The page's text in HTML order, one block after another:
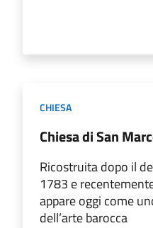
CHIESA
Chiesa di San
Ricostruita dopo il
1783 e
appare oggi come
dell’arte barocca